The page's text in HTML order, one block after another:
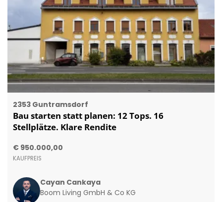
2353 Guntramsdorf
Bau starten statt planen: 12 Tops. 16
Stellplätze. Klare Rendite
€ 950.000,00
KAUFPREIS
Cayan Cankaya
Boom Living GmbH & Co KG